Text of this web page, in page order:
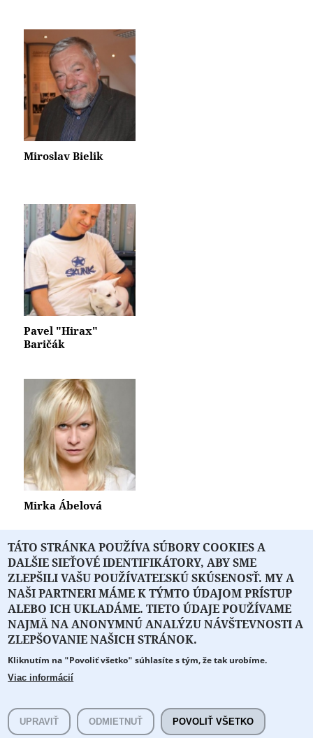
Miroslav Bielik
Pavel "Hirax"
Baričák
Mirka Ábelová
« prvá ‹ predchádzajúca 1 2 3
Všetky práva vyhradené.
Created by
O PORTÁLI O DRUŽSTVE SPONZORI KONTAKT
Projekt z verejných fondov podporil
Cookie preferencie
literat@literat.sk
TÁTO STRÁNKA POUŽÍVA SÚBORY COOKIES A
DALŠIE SIEŤOVÉ IDENTIFIKÁTORY, ABY SME
ZLEPŠILI VAŠU POUŽÍVATEĽSKÚ SKÚSENOSŤ. MY A
NAŠI PARTNERI MÁME K TÝMTO ÚDAJOM PRÍSTUP
ALEBO ICH UKLADÁME. TIETO ÚDAJE POUŽÍVAME
NAJMÄ NA ANONYMNÚ ANALÝZU NÁVŠTEVNOSTI A
ZLEPŠOVANIE NAŠICH STRÁNOK.
Kliknutím na "Povoliť všetko" súhlasíte s tým, že tak urobíme.
Viac informácií
UPRAVIŤ ODMIETNUŤ POVOLIŤ VŠETKO